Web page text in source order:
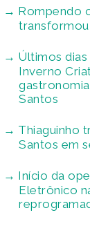
Rompendo
transformou
Últimos
Inverno
Santos
Thiaguinho
Santos em
Início da
Eletrônico